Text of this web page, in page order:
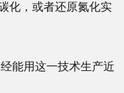
化，或者还原氮化实
能用这一技术生产近